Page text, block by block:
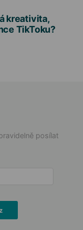
kreativita,
TikToku?
posílat